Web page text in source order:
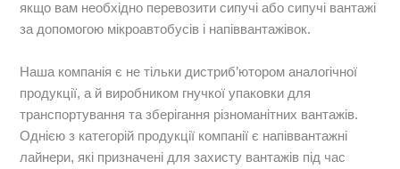
якщо вам необхідно перевозити сипучі або сипучі вантажі
за допомогою мікроавтобусів і напіввантажівок.
Наша компанія є не тільки дистриб’ютором аналогічної
продукції, а й виробником гнучкої упаковки для
транспортування та зберігання різноманітних вантажів.
Однією з категорій продукції компанії є напіввантажні
лайнери, які призначені для захисту вантажів під час